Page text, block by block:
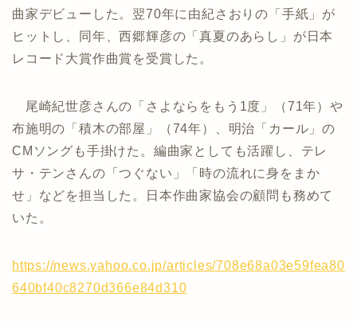
曲家デビューした。翌70年に由紀さおりの「手紙」が
ヒットし、同年、西郷輝彦の「真夏のあらし」が日本
レコード大賞作曲賞を受賞した。
尾崎紀世彦さんの「さよならをもう1度」（71年）や
布施明の「積木の部屋」（74年）、明治「カール」の
CMソングも手掛けた。編曲家としても活躍し、テレ
サ・テンさんの「つぐない」「時の流れに身をまか
せ」などを担当した。日本作曲家協会の顧問も務めて
いた。
https://news.yahoo.co.jp/articles/708e68a03e59fea80
640bf40c8270d366e84d310